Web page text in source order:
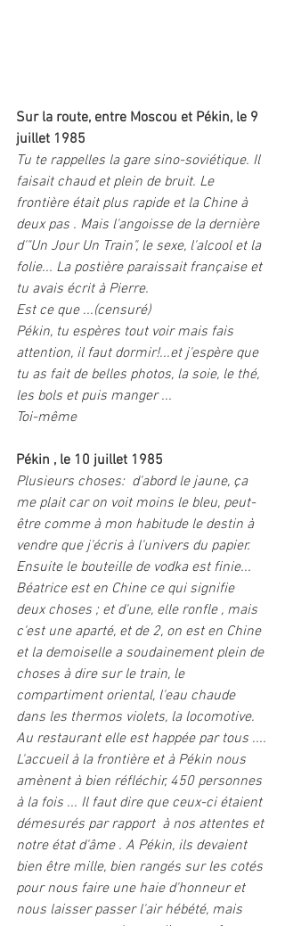
Sur la route, entre Moscou et Pékin, le 9
juillet 1985
Tu te rappelles la gare sino-soviétique. Il
faisait chaud et plein de bruit. Le
frontière était plus rapide et la Chine à
deux pas . Mais l'angoisse de la dernière
d'"Un Jour Un Train", le sexe, l'alcool et la
folie... La postière paraissait française et
tu avais écrit à Pierre.
Est ce que ...(censuré)
Pékin, tu espères tout voir mais fais
attention, il faut dormir!...et j'espère que
tu as fait de belles photos, la soie, le thé,
les bols et puis manger ...
Toi-même
Pékin , le 10 juillet 1985
Plusieurs choses:  d'abord le jaune, ça
me plait car on voit moins le bleu, peut-
être comme à mon habitude le destin à
vendre que j'écris à l'univers du papier.
Ensuite le bouteille de vodka est finie...
Béatrice est en Chine ce qui signifie
deux choses ; et d'une, elle ronfle , mais
c'est une aparté, et de 2, on est en Chine
et la demoiselle a soudainement plein de
choses à dire sur le train, le
compartiment oriental, l'eau chaude
dans les thermos violets, la locomotive.
Au restaurant elle est happée par tous ....
L'accueil à la frontière et à Pékin nous
amènent à bien réfléchir, 450 personnes
à la fois ... Il faut dire que ceux-ci étaient
démesurés par rapport  à nos attentes et
notre état d'âme . A Pékin, ils devaient
bien être mille, bien rangés sur les cotés
pour nous faire une haie d'honneur et
nous laisser passer l'air hébété, mais